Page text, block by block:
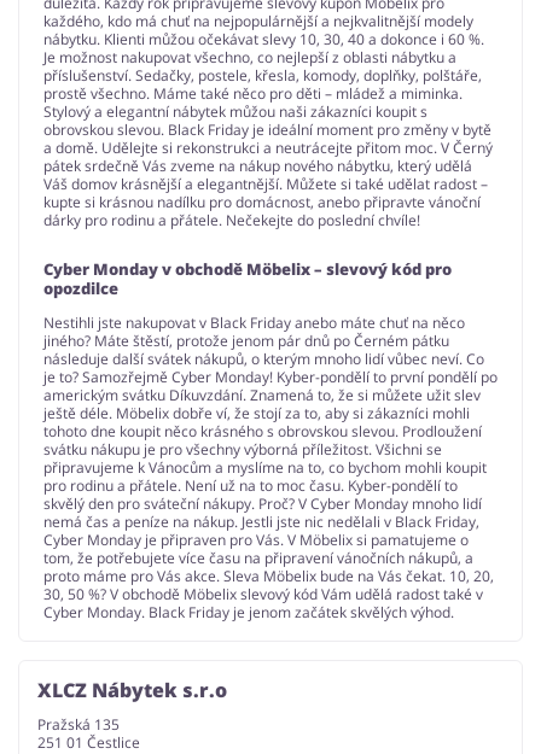
každého, kdo má chuť na nejpopulárnější a nejkvalitnější modely
nábytku. Klienti můžou očekávat slevy 10, 30, 40 a dokonce i 60 %.
Je možnost nakupovat všechno, co nejlepší z oblasti nábytku a
příslušenství. Sedačky, postele, křesla, komody, doplňky, polštáře,
prostě všechno. Máme také něco pro děti – mládež a miminka.
Stylový a elegantní nábytek můžou naši zákazníci koupit s
obrovskou slevou. Black Friday je ideální moment pro změny v bytě
a domě. Udělejte si rekonstrukci a neutrácejte přitom moc. V Černý
pátek srdečně Vás zveme na nákup nového nábytku, který udělá
Váš domov krásnější a elegantnější. Můžete si také udělat radost –
kupte si krásnou nadílku pro domácnost, anebo připravte vánoční
dárky pro rodinu a přátele. Nečekejte do poslední chvíle!
Cyber Monday v obchodě Möbelix – slevový kód pro
opozdilce
Nestihli jste nakupovat v Black Friday anebo máte chuť na něco
jiného? Máte štěstí, protože jenom pár dnů po Černém pátku
následuje další svátek nákupů, o kterým mnoho lidí vůbec neví. Co
je to? Samozřejmě Cyber Monday! Kyber-pondělí to první pondělí po
americkým svátku Díkuvzdání. Znamená to, že si můžete užit slev
ještě déle. Möbelix dobře ví, že stojí za to, aby si zákazníci mohli
tohoto dne koupit něco krásného s obrovskou slevou. Prodloužení
svátku nákupu je pro všechny výborná příležitost. Všichni se
připravujeme k Vánocům a myslíme na to, co bychom mohli koupit
pro rodinu a přátele. Není už na to moc času. Kyber-pondělí to
skvělý den pro sváteční nákupy. Proč? V Cyber Monday mnoho lidí
nemá čas a peníze na nákup. Jestli jste nic nedělali v Black Friday,
Cyber Monday je připraven pro Vás. V Möbelix si pamatujeme o
tom, že potřebujete více času na připravení vánočních nákupů, a
proto máme pro Vás akce. Sleva Möbelix bude na Vás čekat. 10, 20,
30, 50 %? V obchodě Möbelix slevový kód Vám udělá radost také v
Cyber Monday. Black Friday je jenom začátek skvělých výhod.
XLCZ Nábytek s.r.o
Pražská 135
251 01 Čestlice